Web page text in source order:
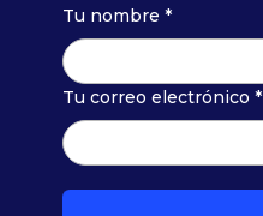
Tu nombre *
Tu correo electrónico *